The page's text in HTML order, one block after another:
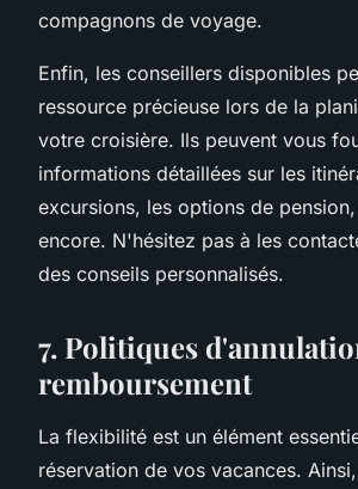
compagnons de voyage.
Enfin, les conseillers disponibles
ressource précieuse lors de la
votre croisière. Ils peuvent vous
informations détaillées sur les
excursions, les options de
encore. N'hésitez pas à les
des conseils personnalisés.
7. Politiques
remboursement
La flexibilité est un élément
réservation de vos vacances.